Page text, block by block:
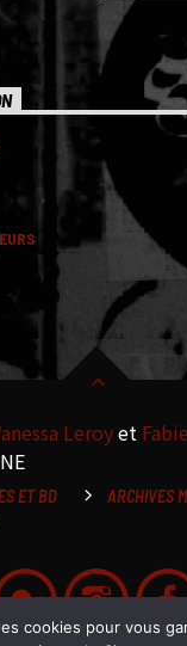
Leroyet
ET BD
ARCHIVES
cookies pour vous